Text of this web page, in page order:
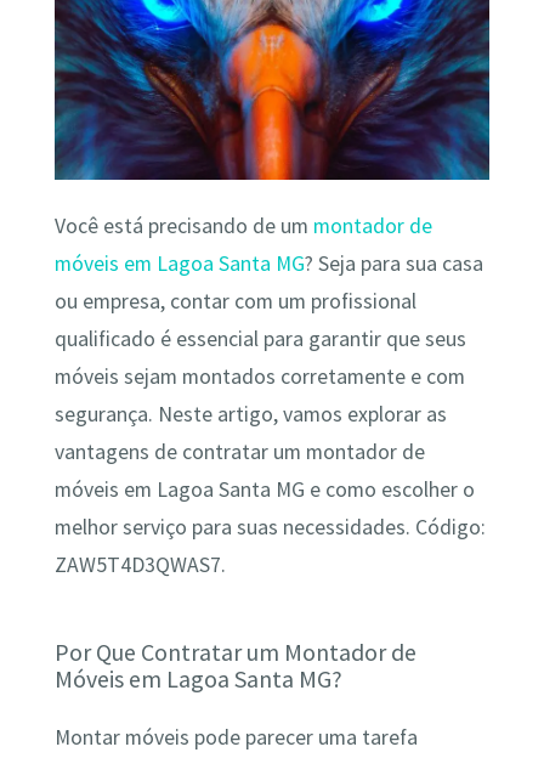
Você está precisando de um montador de
móveis em Lagoa Santa MG? Seja para sua casa
ou empresa, contar com um profissional
qualificado é essencial para garantir que seus
móveis sejam montados corretamente e com
segurança. Neste artigo, vamos explorar as
vantagens de contratar um montador de
móveis em Lagoa Santa MG e como escolher o
melhor serviço para suas necessidades. Código:
ZAW5T4D3QWAS7.
Por Que Contratar um Montador de
Móveis em Lagoa Santa MG?
Montar móveis pode parecer uma tarefa